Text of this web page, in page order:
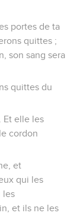
portes de ta
quittes ;
son sang sera
quittes du
Et elle les
cordon
et
qui les
les
et ils ne les